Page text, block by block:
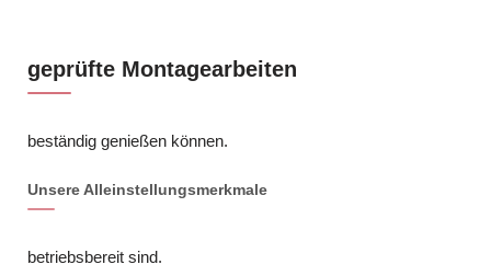
geprüfte Montagearbeiten
beständig genießen können.
Unsere Alleinstellungsmerkmale
betriebsbereit sind.